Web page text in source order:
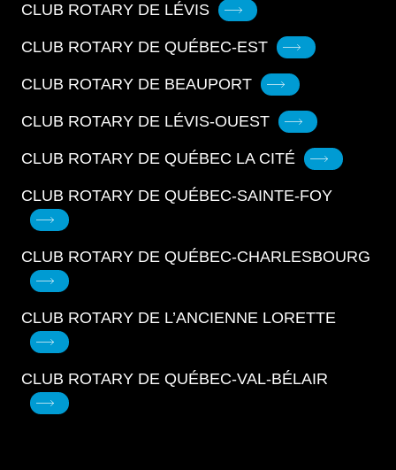
CLUB ROTARY DE LÉVIS
CLUB ROTARY DE QUÉBEC-EST
CLUB ROTARY DE BEAUPORT
CLUB ROTARY DE LÉVIS-OUEST
CLUB ROTARY DE QUÉBEC LA CITÉ
CLUB ROTARY DE QUÉBEC-SAINTE-FOY
CLUB ROTARY DE QUÉBEC-CHARLESBOURG
CLUB ROTARY DE L’ANCIENNE LORETTE
CLUB ROTARY DE QUÉBEC-VAL-BÉLAIR